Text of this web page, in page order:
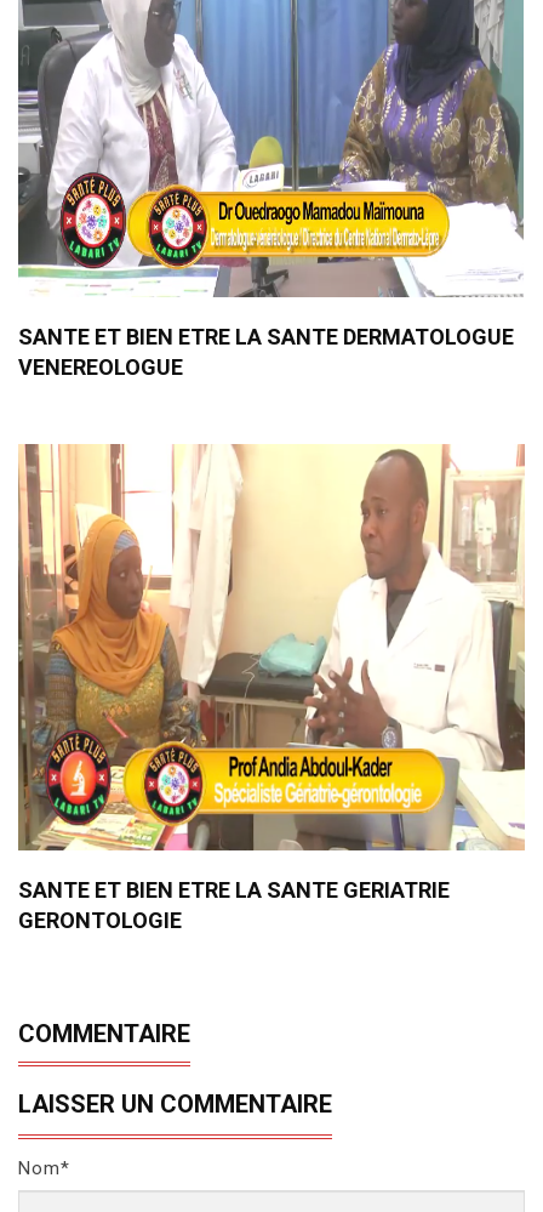
SANTE ET BIEN ETRE LA SANTE DERMATOLOGUE
VENEREOLOGUE
SANTE ET BIEN ETRE LA SANTE GERIATRIE
GERONTOLOGIE
COMMENTAIRE
LAISSER UN COMMENTAIRE
Nom*